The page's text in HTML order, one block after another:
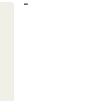
=